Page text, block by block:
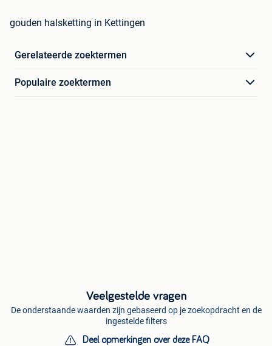
gouden halsketting in Kettingen
Gerelateerde zoektermen
Populaire zoektermen
Veelgestelde vragen
De onderstaande waarden zijn gebaseerd op je zoekopdracht en de
ingestelde filters
Deel opmerkingen over deze FAQ